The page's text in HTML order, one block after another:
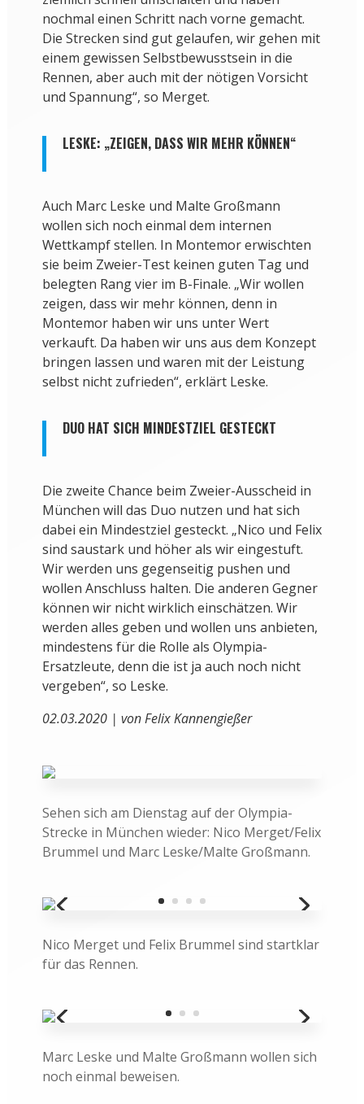
nochmal einen Schritt nach vorne gemacht.
Die Strecken sind gut gelaufen, wir gehen mit
einem gewissen Selbstbewusstsein in die
Rennen, aber auch mit der nötigen Vorsicht
und Spannung“, so Merget.
LESKE: „ZEIGEN, DASS WIR MEHR KÖNNEN“
Auch Marc Leske und Malte Großmann
wollen sich noch einmal dem internen
Wettkampf stellen. In Montemor erwischten
sie beim Zweier-Test keinen guten Tag und
belegten Rang vier im B-Finale. „Wir wollen
zeigen, dass wir mehr können, denn in
Montemor haben wir uns unter Wert
verkauft. Da haben wir uns aus dem Konzept
bringen lassen und waren mit der Leistung
selbst nicht zufrieden“, erklärt Leske.
DUO HAT SICH MINDESTZIEL GESTECKT
Die zweite Chance beim Zweier-Ausscheid in
München will das Duo nutzen und hat sich
dabei ein Mindestziel gesteckt. „Nico und Felix
sind saustark und höher als wir eingestuft.
Wir werden uns gegenseitig pushen und
wollen Anschluss halten. Die anderen Gegner
können wir nicht wirklich einschätzen. Wir
werden alles geben und wollen uns anbieten,
mindestens für die Rolle als Olympia-
Ersatzleute, denn die ist ja auch noch nicht
vergeben“, so Leske.
02.03.2020 | von Felix Kannengießer
Sehen sich am Dienstag auf der Olympia-
Strecke in München wieder: Nico Merget/Felix
Brummel und Marc Leske/Malte Großmann.
Nico Merget und Felix Brummel sind startklar
für das Rennen.
Marc Leske und Malte Großmann wollen sich
noch einmal beweisen.